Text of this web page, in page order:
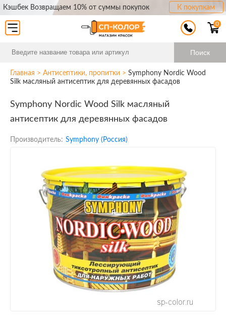
Кэшбек Возвращаем 10% от суммы покупок К покупкам
Поиск
0
Главная > Антисептики, пропитки > Symphony Nordic Wood
Silk масляный антисептик для деревянных фасадов
Symphony Nordic Wood Silk масляный
антисептик для деревянных фасадов
Производитель: Symphony (Россия)